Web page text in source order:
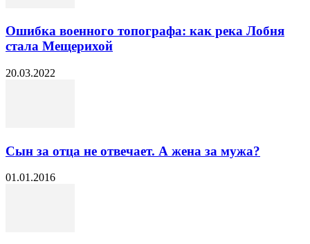
Ошибка военного топографа: как река Лобня
стала Мещерихой
20.03.2022
Сын за отца не отвечает. А жена за мужа?
01.01.2016